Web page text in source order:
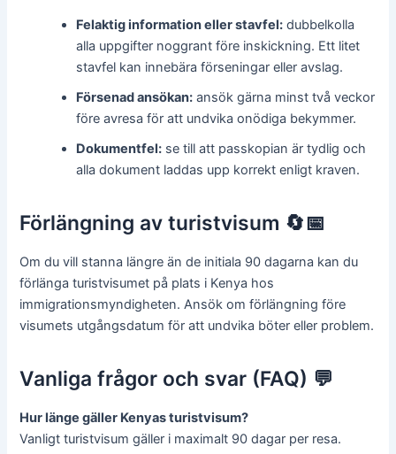
Felaktig information eller stavfel: dubbelkolla
alla uppgifter noggrant före inskickning. Ett litet
stavfel kan innebära förseningar eller avslag.
Försenad ansökan: ansök gärna minst två veckor
före avresa för att undvika onödiga bekymmer.
Dokumentfel: se till att passkopian är tydlig och
alla dokument laddas upp korrekt enligt kraven.
Förlängning av turistvisum 🔄📅
Om du vill stanna längre än de initiala 90 dagarna kan du
förlänga turistvisumet på plats i Kenya hos
immigrationsmyndigheten. Ansök om förlängning före
visumets utgångsdatum för att undvika böter eller problem.
Vanliga frågor och svar (FAQ) 💬
Hur länge gäller Kenyas turistvisum?
Vanligt turistvisum gäller i maximalt 90 dagar per resa.